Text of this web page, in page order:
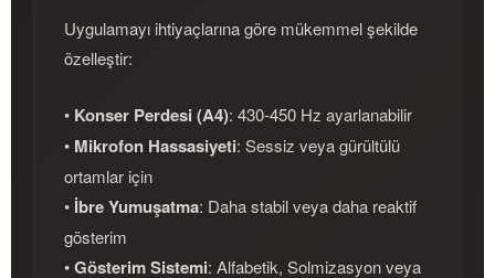
Uygulamayı ihtiyaçlarına göre mükemmel şekilde
özelleştir:
• Konser Perdesi (A4): 430-450 Hz ayarlanabilir
• Mikrofon Hassasiyeti: Sessiz veya gürültülü
ortamlar için
• İbre Yumuşatma: Daha stabil veya daha reaktif
gösterim
•Gösterim Sistemi: Alfabetik, Solmizasyon veya